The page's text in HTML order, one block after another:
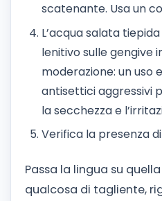
scatenante. Usa un
L’acqua salata
lenitivo sulle gengive
moderazione: un uso
antisettici aggressivi
la secchezza e
Verifica la presenza
Passa la lingua su
qualcosa di tagliente,